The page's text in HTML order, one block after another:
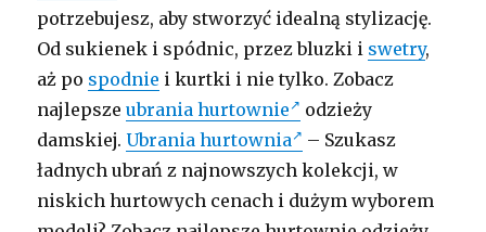
potrzebujesz, aby stworzyć idealną stylizację.
Od sukienek i spódnic, przez bluzki i swetry,
aż po spodnie i kurtki i nie tylko. Zobacz
najlepszeubrania hurtownie
odzieży
damskiej.Ubrania hurtownia
– Szukasz
ładnych ubrań z najnowszych kolekcji, w
niskich hurtowych cenach i dużym wyborem